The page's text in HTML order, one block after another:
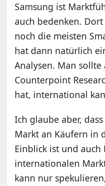
Samsung ist
auch bedenken.
noch die meisten
hat dann natürlich
Analysen. Man
Counterpoint
hat, international
Ich glaube aber,
Markt an Käufern in
Einblick ist und auch
internationalen
kann nur